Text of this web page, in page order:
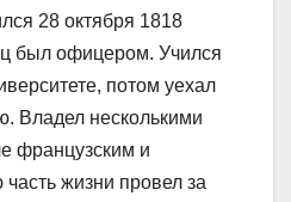
28 октября 1818
был офицером. Учился
потом уехал
Владел несколькими
французским и
жизни провел за